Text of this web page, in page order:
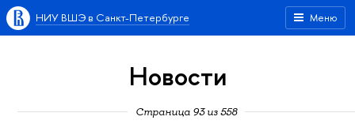
Меню
НИУ ВШЭ в Санкт-Петербурге
Новости
Страница 93 из 558